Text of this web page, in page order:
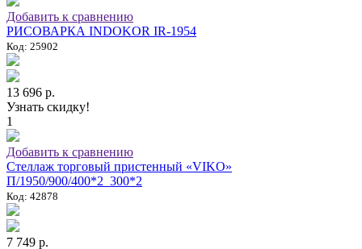
Добавить к сравнению
РИСОВАРКА INDOKOR IR-1954
Код: 25902
13 696 р.
Узнать скидку!
1
Добавить к сравнению
Стеллаж торговый пристенный «VIKO»
П/1950/900/400*2_300*2
Код: 42878
7 749 р.